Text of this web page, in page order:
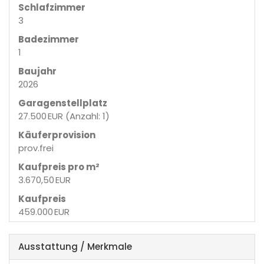
Schlafzimmer
3
Badezimmer
1
Baujahr
2026
Garagen­stellplatz
27.500 EUR (Anzahl: 1)
Käufer­provision
prov.frei
Kaufpreis pro m²
3.670,50 EUR
Kaufpreis
459.000 EUR
Ausstattung / Merkmale